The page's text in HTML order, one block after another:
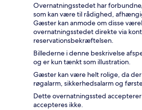
Overnatningsstedet har
som kan være til rådighed,
Gæster kan anmode om disse
overnatningsstedet direkte via
reservationsbekræftelsen.
Billederne i denne beskrivelse
og er kun tænkt som illustration.
Gæster kan være helt rolige, da
røgalarm, sikkerhedsalarm og
Dette overnatningssted
accepteres ikke.